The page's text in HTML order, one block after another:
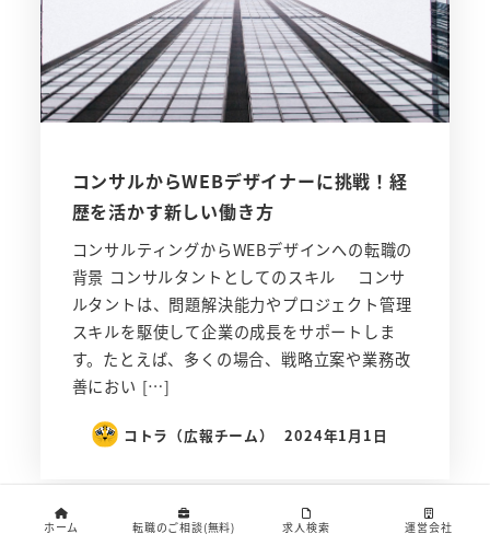
コンサルからWEBデザイナーに挑戦！経
歴を活かす新しい働き方
コンサルティングからWEBデザインへの転職の
背景 コンサルタントとしてのスキル コンサ
ルタントは、問題解決能力やプロジェクト管理
スキルを駆使して企業の成長をサポートしま
す。たとえば、多くの場合、戦略立案や業務改
善におい […]
コトラ（広報チーム） 2024年1月1日
IT業界
ホーム 転職のご相談(無料) 求人検索 運営会社